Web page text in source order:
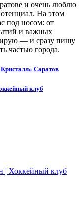
и очень люблю
На этом
под носом: от
и важных
— и сразу пишу
частью города.
Саратов
клуб